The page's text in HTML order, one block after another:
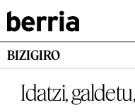
BIZIGIRO
Idatzi,